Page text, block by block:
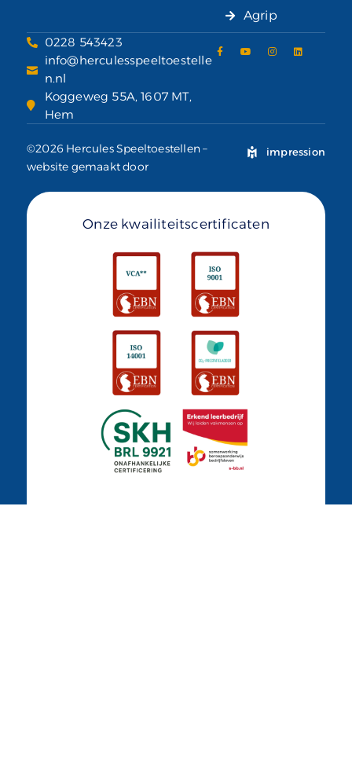
Agrip
0228 543423
info@herculesspeeltoestelle
n.nl
Koggeweg 55A, 1607 MT,
Hem
©2026 Hercules Speeltoestellen –
website gemaakt door
impression
Onze kwailiteitscertificaten